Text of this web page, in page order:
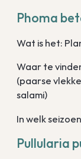
Phoma
Wat is het:
Waar te
(paarse
salami)
In welk
Pullularia